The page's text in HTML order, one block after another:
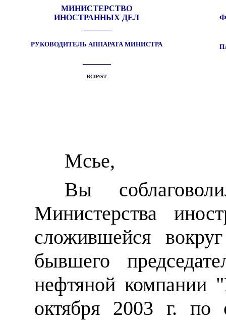
МИНИСТЕРСТВО
ИНОСТРАННЫХ ДЕЛ
РУКОВОДИТЕЛЬ АППАРАТА МИНИСТРА
BCIP/ST
Мсье,
Вы
Министерства
сложившейся
бывшего
нефтяной компании
октября 2003 г. по